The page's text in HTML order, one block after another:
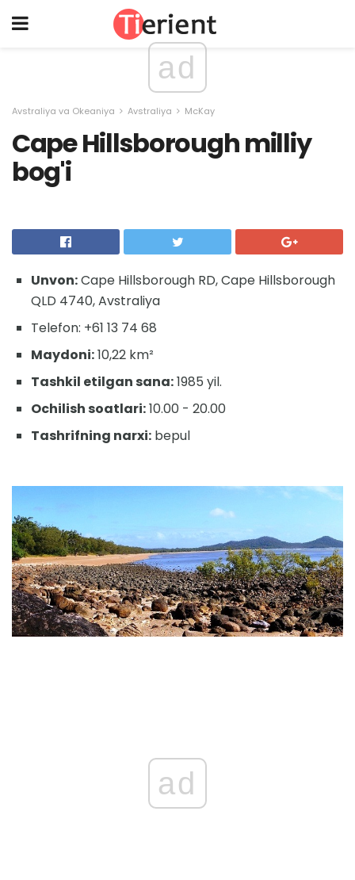
ad
Avstraliya va Okeaniya Avstraliya McKay
Cape Hillsborough milliy
bog'i
Unvon:Cape Hillsborough RD, Cape Hillsborough
QLD 4740, Avstraliya
Telefon: +61 13 74 68
Maydoni:10,22 km²
Tashkil etilgan sana:1985 yil.
Ochilish soatlari:10.00 - 20.00
Tashrifning narxi: bepul
ad